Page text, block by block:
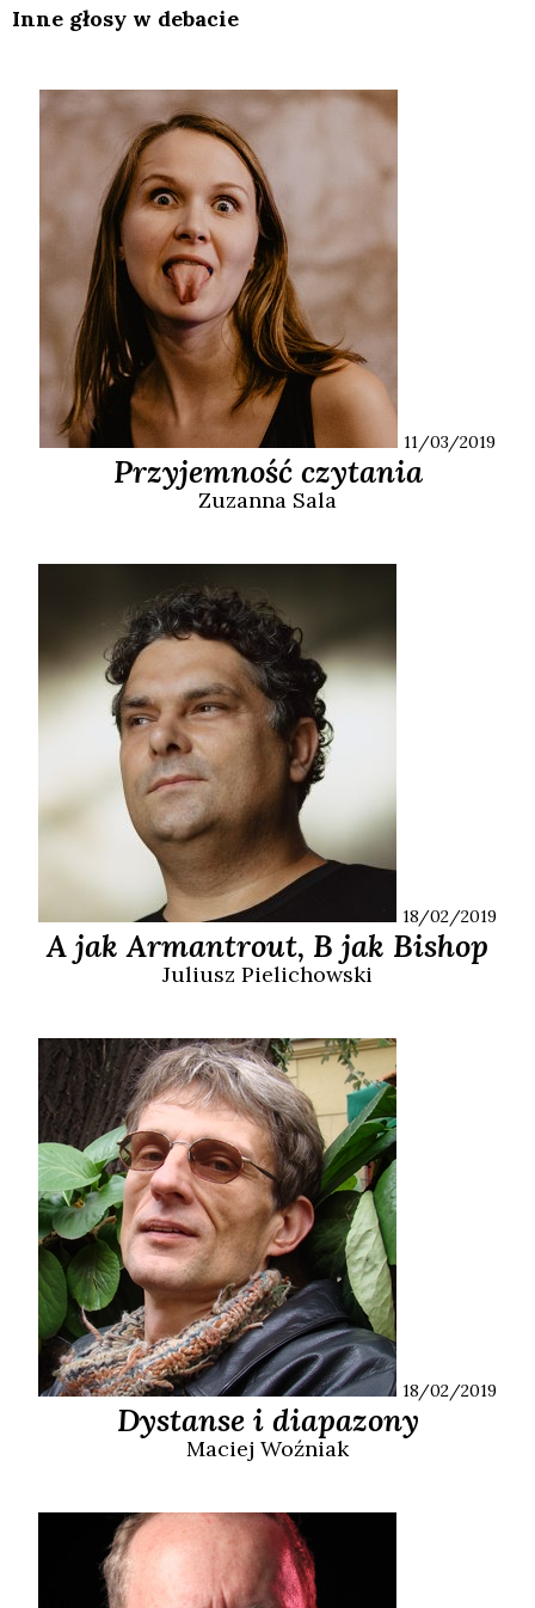
Inne głosy w debacie
11/03/2019
Przyjemność czytania
Zuzanna Sala
18/02/2019
A jak Armantrout, B jak Bishop
Juliusz Pielichowski
18/02/2019
Dystanse i diapazony
Maciej Woźniak